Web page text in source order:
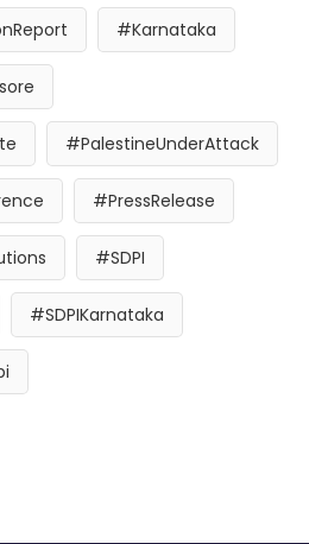
#Karnataka
#PalestineUnderAttack
#PressRelease
#SDPI
#SDPIKarnataka